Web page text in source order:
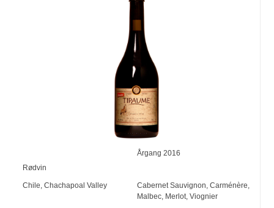
Årgang 2016
Rødvin
Chile,Chachapoal Valley Cabernet Sauvignon, Carménère,
Malbec, Merlot, Viognier